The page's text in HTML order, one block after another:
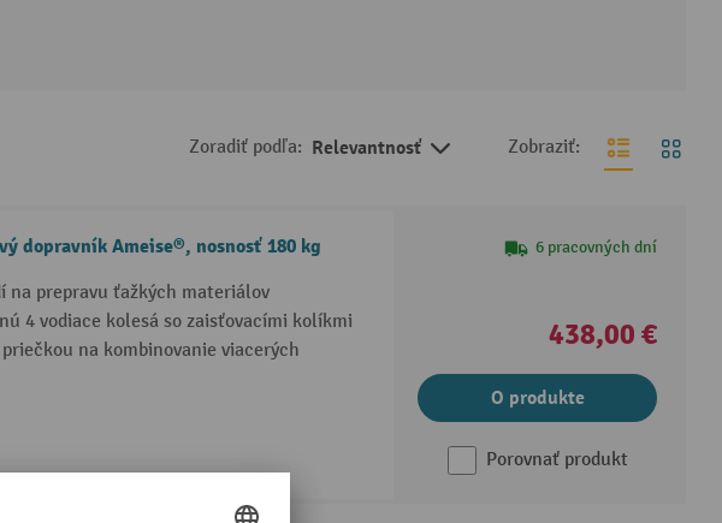
Zoradiť podľa: Relevantnosť Zobraziť:
dopravník Ameise®, nosnosť 180 kg
na prepravu ťažkých materiálov
4 vodiace kolesá so zaisťovacími kolíkmi
na kombinovanie viacerých
6 pracovných dní
438,00 €
O produkte
Porovnať produkt